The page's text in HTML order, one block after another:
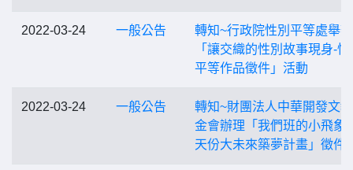
2022-03-24 一般公告
轉知~行政院性別平等處舉辦
「讓交織的性別故事現身-性
平等作品徵件」活動
2022-03-24 一般公告
轉知~財團法人中華開發文
金會辦理「我們班的小飛象
天份大未來築夢計畫」徵件